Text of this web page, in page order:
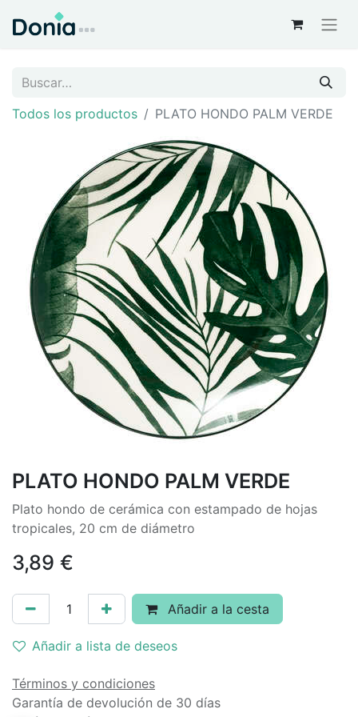
Todos los productos PLATO HONDO PALM VERDE
PLATO HONDO PALM VERDE
Plato hondo de cerámica con estampado de hojas
tropicales, 20 cm de diámetro
3,89 €
Añadir a la cesta
Añadir a lista de deseos
Términos y condiciones
Garantía de devolución de 30 días